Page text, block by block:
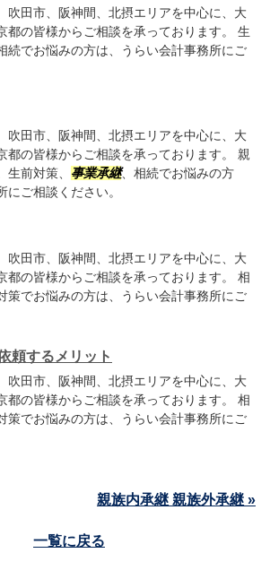
吹田市、阪神間、北摂エリアを中心に、大
都の皆様からご相談を承っております。 生
続でお悩みの方は、うらい会計事務所にご
吹田市、阪神間、北摂エリアを中心に、大
都の皆様からご相談を承っております。 親
前対策、 事業承継、相続でお悩みの方
にご相談ください。
吹田市、阪神間、北摂エリアを中心に、大
都の皆様からご相談を承っております。 相
策でお悩みの方は、うらい会計事務所にご
頼するメリット
吹田市、阪神間、北摂エリアを中心に、大
都の皆様からご相談を承っております。 相
策でお悩みの方は、うらい会計事務所にご
親族内承継 親族外承継 »
一覧に戻る